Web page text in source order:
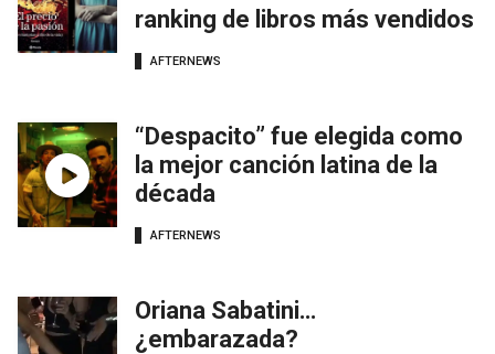
ranking de libros más vendidos
AFTERNEWS
“Despacito” fue elegida como
la mejor canción latina de la
década
AFTERNEWS
Oriana Sabatini…
¿embarazada?